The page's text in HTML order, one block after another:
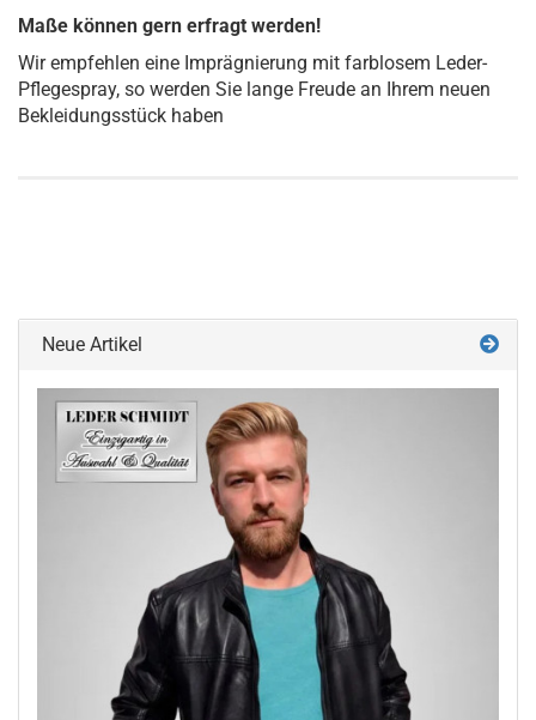
Maße können gern erfragt werden!
Wir empfehlen eine Imprägnierung mit farblosem Leder-
Pflegespray, so werden Sie lange Freude an Ihrem neuen
Bekleidungsstück haben
Neue Artikel